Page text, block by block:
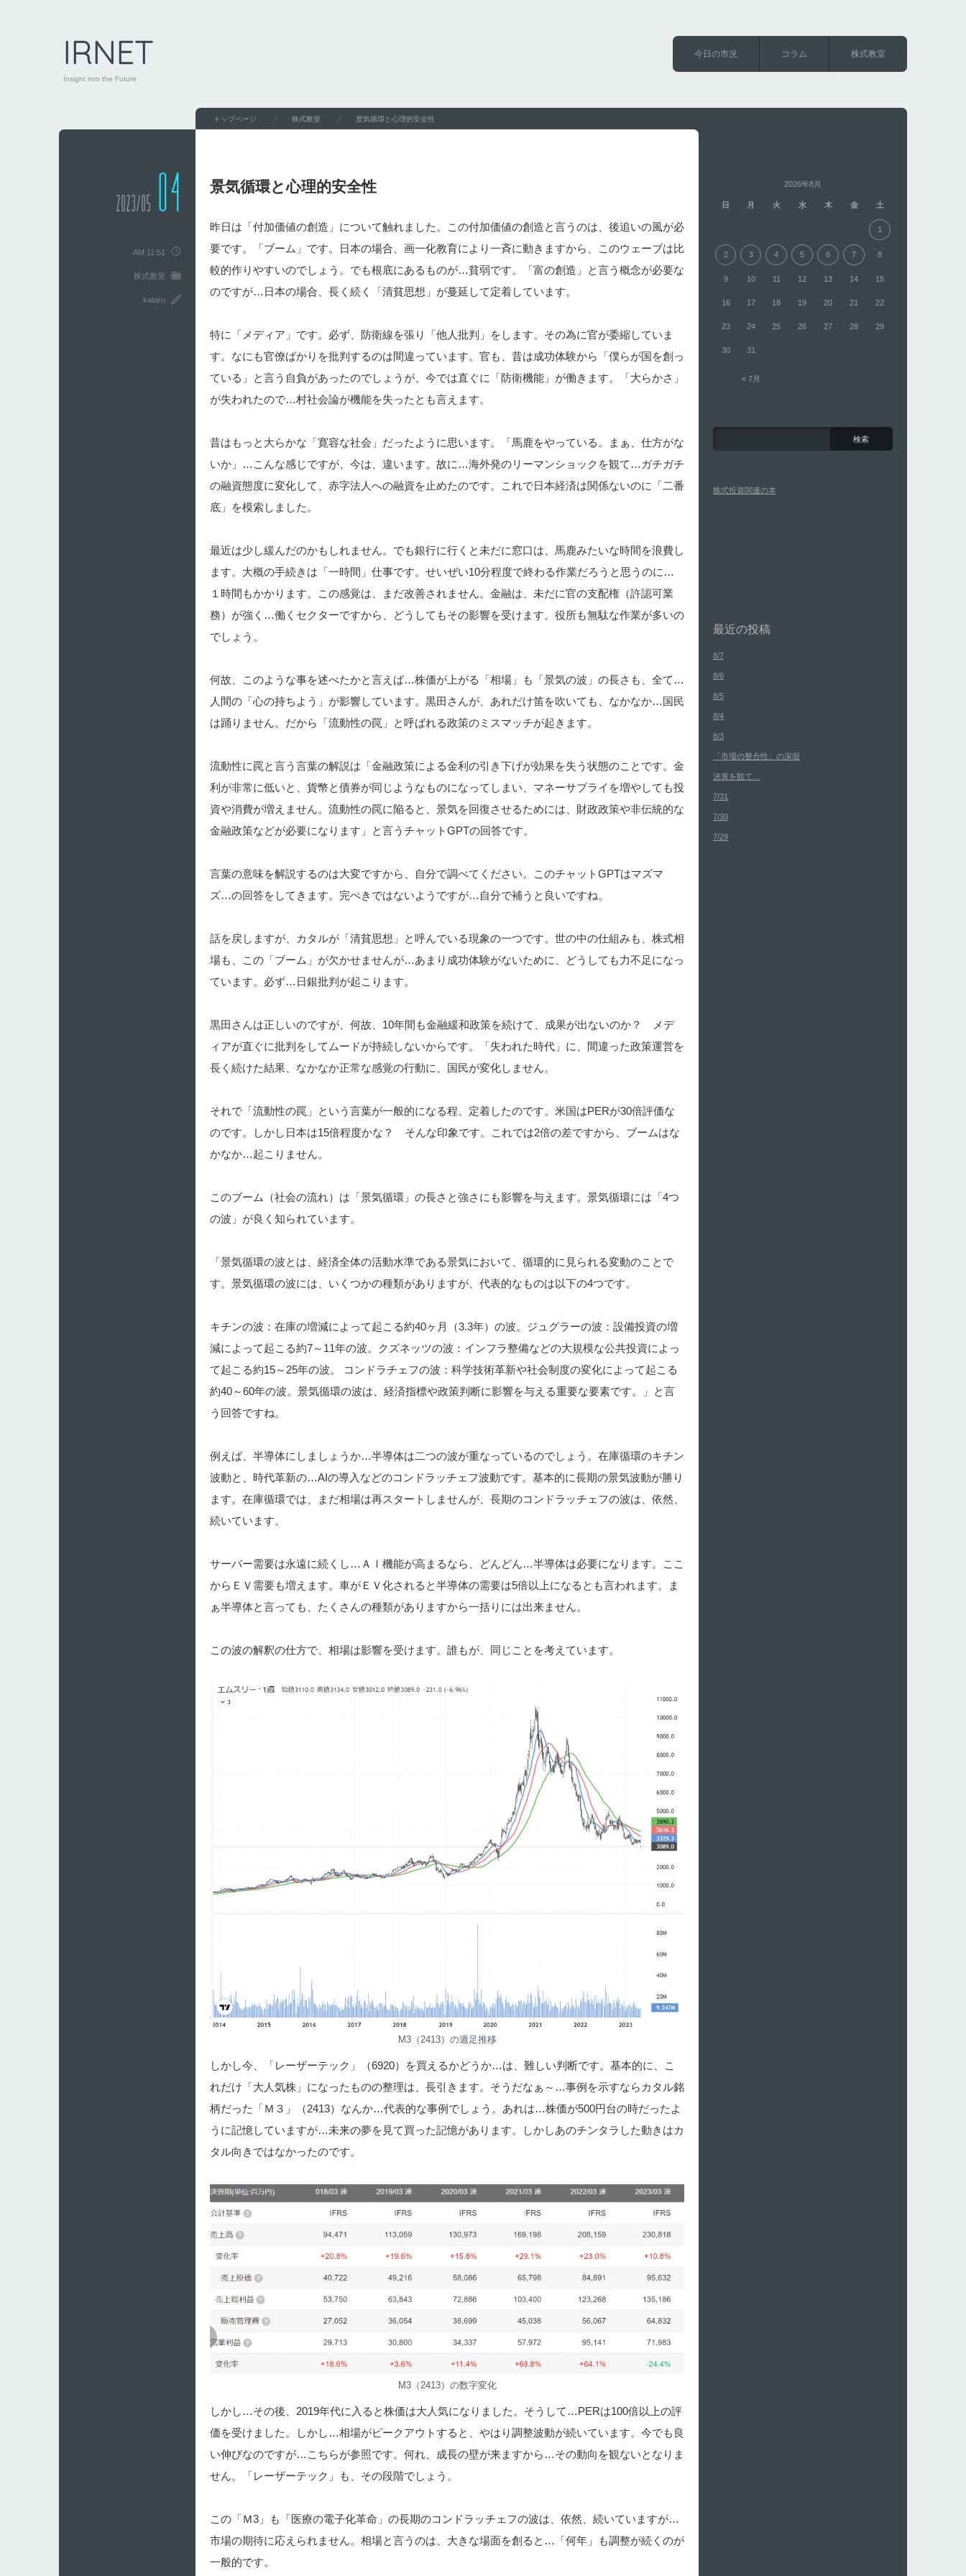
IRNET
Insight into the Future
今日の市況 コラム 株式教室
トップページ 株式教室 景気循環と心理的安全性
景気循環と心理的安全性
2023/05 04
AM 11:51
株式教室
kataru
昨日は「付加価値の創造」について触れました。この付加価値の創造と言うのは、後追いの風が必
要です。「ブーム」です。日本の場合、画一化教育により一斉に動きますから、このウェーブは比
較的作りやすいのでしょう。でも根底にあるものが…貧弱です。「富の創造」と言う概念が必要な
のですが…日本の場合、長く続く「清貧思想」が蔓延して定着しています。
特に「メディア」です。必ず、防衛線を張り「他人批判」をします。その為に官が委縮していま
す。なにも官僚ばかりを批判するのは間違っています。官も、昔は成功体験から「僕らが国を創っ
ている」と言う自負があったのでしょうが、今では直ぐに「防衛機能」が働きます。「大らかさ」
が失われたので…村社会論が機能を失ったとも言えます。
昔はもっと大らかな「寛容な社会」だったように思います。「馬鹿をやっている。まぁ、仕方がな
いか」…こんな感じですが、今は、違います。故に…海外発のリーマンショックを観て…ガチガチ
の融資態度に変化して、赤字法人への融資を止めたのです。これで日本経済は関係ないのに「二番
底」を模索しました。
最近は少し緩んだのかもしれません。でも銀行に行くと未だに窓口は、馬鹿みたいな時間を浪費し
ます。大概の手続きは「一時間」仕事です。せいぜい10分程度で終わる作業だろうと思うのに…
１時間もかかります。この感覚は、まだ改善されません。金融は、未だに官の支配権（許認可業
務）が強く…働くセクターですから、どうしてもその影響を受けます。役所も無駄な作業が多いの
でしょう。
何故、このような事を述べたかと言えば…株価が上がる「相場」も「景気の波」の長さも、全て…
人間の「心の持ちよう」が影響しています。黒田さんが、あれだけ笛を吹いても、なかなか…国民
は踊りません。だから「流動性の罠」と呼ばれる政策のミスマッチが起きます。
流動性に罠と言う言葉の解説は「金融政策による金利の引き下げが効果を失う状態のことです。金
利が非常に低いと、貨幣と債券が同じようなものになってしまい、マネーサプライを増やしても投
資や消費が増えません。流動性の罠に陥ると、景気を回復させるためには、財政政策や非伝統的な
金融政策などが必要になります」と言うチャットGPTの回答です。
言葉の意味を解説するのは大変ですから、自分で調べてください。このチャットGPTはマズマ
ズ…の回答をしてきます。完ぺきではないようですが…自分で補うと良いですね。
話を戻しますが、カタルが「清貧思想」と呼んでいる現象の一つです。世の中の仕組みも、株式相
場も、この「ブーム」が欠かせませんが…あまり成功体験がないために、どうしても力不足になっ
ています。必ず…日銀批判が起こります。
黒田さんは正しいのですが、何故、10年間も金融緩和政策を続けて、成果が出ないのか？ メデ
ィアが直ぐに批判をしてムードが持続しないからです。「失われた時代」に、間違った政策運営を
長く続けた結果、なかなか正常な感覚の行動に、国民が変化しません。
それで「流動性の罠」という言葉が一般的になる程、定着したのです。米国はPERが30倍評価な
のです。しかし日本は15倍程度かな？ そんな印象です。これでは2倍の差ですから、ブームはな
かなか…起こりません。
このブーム（社会の流れ）は「景気循環」の長さと強さにも影響を与えます。景気循環には「4つ
の波」が良く知られています。
「景気循環の波とは、経済全体の活動水準である景気において、循環的に見られる変動のことで
す。景気循環の波には、いくつかの種類がありますが、代表的なものは以下の4つです。
キチンの波：在庫の増減によって起こる約40ヶ月（3.3年）の波。ジュグラーの波：設備投資の増
減によって起こる約7～11年の波。クズネッツの波：インフラ整備などの大規模な公共投資によっ
て起こる約15～25年の波。 コンドラチェフの波：科学技術革新や社会制度の変化によって起こる
約40～60年の波。景気循環の波は、経済指標や政策判断に影響を与える重要な要素です。」と言
う回答ですね。
例えば、半導体にしましょうか…半導体は二つの波が重なっているのでしょう。在庫循環のキチン
波動と、時代革新の…AIの導入などのコンドラッチェフ波動です。基本的に長期の景気波動が勝り
ます。在庫循環では、まだ相場は再スタートしませんが、長期のコンドラッチェフの波は、依然、
続いています。
サーバー需要は永遠に続くし…ＡＩ機能が高まるなら、どんどん…半導体は必要になります。ここ
からＥＶ需要も増えます。車がＥＶ化されると半導体の需要は5倍以上になるとも言われます。ま
ぁ半導体と言っても、たくさんの種類がありますから一括りには出来ません。
この波の解釈の仕方で、相場は影響を受けます。誰もが、同じことを考えています。
M3（2413）の週足推移
しかし今、「レーザーテック」（6920）を買えるかどうか…は、難しい判断です。基本的に、こ
れだけ「大人気株」になったものの整理は、長引きます。そうだなぁ～…事例を示すならカタル銘
柄だった「Ｍ３」（2413）なんか…代表的な事例でしょう。あれは…株価が500円台の時だったよ
うに記憶していますが…未来の夢を見て買った記憶があります。しかしあのチンタラした動きはカ
タル向きではなかったのです。
M3（2413）の数字変化
しかし…その後、2019年代に入ると株価は大人気になりました。そうして…PERは100倍以上の評
価を受けました。しかし…相場がピークアウトすると、やはり調整波動が続いています。今でも良
い伸びなのですが…こちらが参照です。何れ、成長の壁が来ますから…その動向を観ないとなりま
せん。「レーザーテック」も、その段階でしょう。
この「Ｍ3」も「医療の電子化革命」の長期のコンドラッチェフの波は、依然、続いていますが…
市場の期待に応えられません。相場と言うのは、大きな場面を創ると…「何年」も調整が続くのが
一般的です。
2026年8月
日 月 火 水 木 金 土
« 7月
1
2 3 4 5 6 7 8
9 10 11 12 13 14 15
16 17 18 19 20 21 22
23 24 25 26 27 28 29
30 31
株式投資関連の本
最近の投稿
8/7
8/6
8/5
8/4
8/3
「市場の整合性」の深堀
決算を観て…
7/31
7/30
7/29